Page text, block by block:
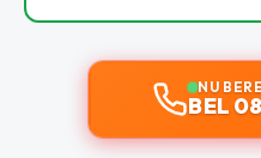
NU
BEL